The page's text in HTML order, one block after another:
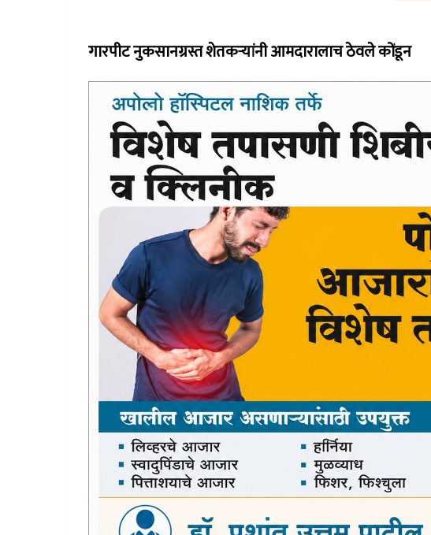
गारपीट नुकसानग्रस्त शेतकऱ्यांनी आमदारालाच ठेवले कोंडून